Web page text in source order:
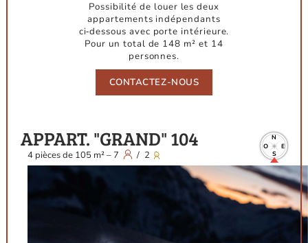
Possibilité de louer les deux
appartements indépendants
ci‑dessous avec porte intérieure.
Pour un total de 148 m² et 14
personnes.
CONTACTEZ-NOUS
APPART. "GRAND" 104
4 piècesde 105 m²– 7 / 2
O
N
E
S